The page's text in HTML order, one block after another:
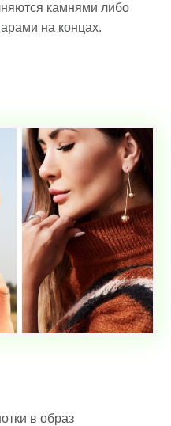
камнями либо
на концах.
в образ